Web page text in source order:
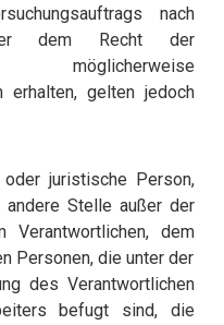
nach
dem Recht der
erhalten, gelten jedoch
juristische Person,
andere Stelle außer der
Verantwortlichen, dem
Personen, die unter der
des Verantwortlichen
befugt sind, die